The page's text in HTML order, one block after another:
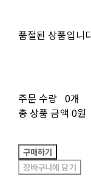
품절된 상품입니
주문 수량 0개
총 상품 금액 0원
구매하기
장바구니에 담기